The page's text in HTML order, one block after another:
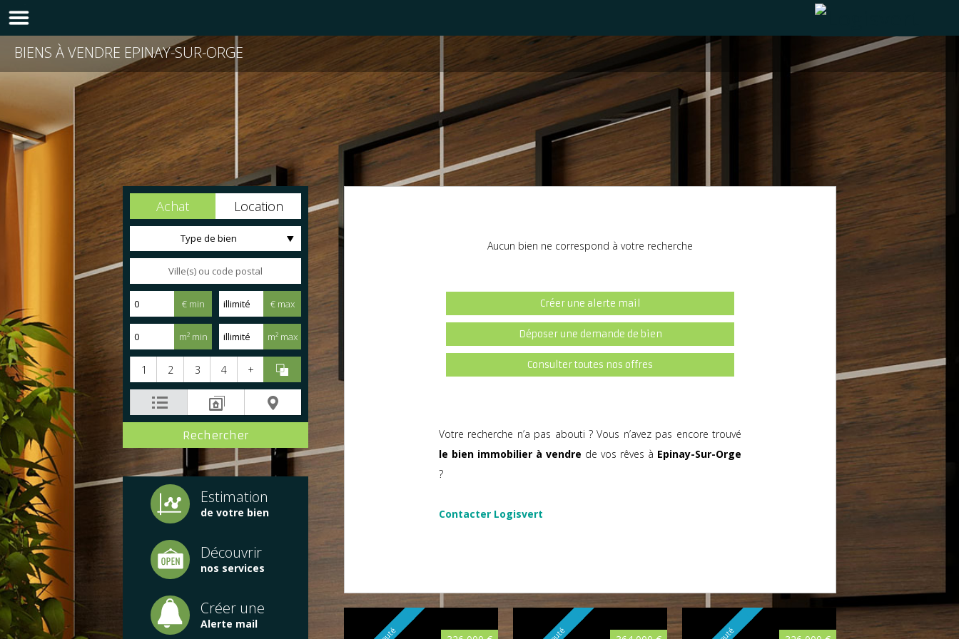
BIENS À VENDRE EPINAY-SUR-ORGE
Achat Location
Type de bien
€ min € max
m² min m² max
1 2 3 4 +
Estimation
de votre bien
Découvrir
nos services
Créer une
Alerte mail
Aucun bien ne correspond à votre recherche
Créer une alerte mail
Déposer une demande de bien
Consulter toutes nos offres
Votre recherche n’a pas abouti ? Vous n’avez pas encore trouvé
le bien immobilier à vendre de vos rêves à Epinay-Sur-Orge
?
Contacter Logisvert